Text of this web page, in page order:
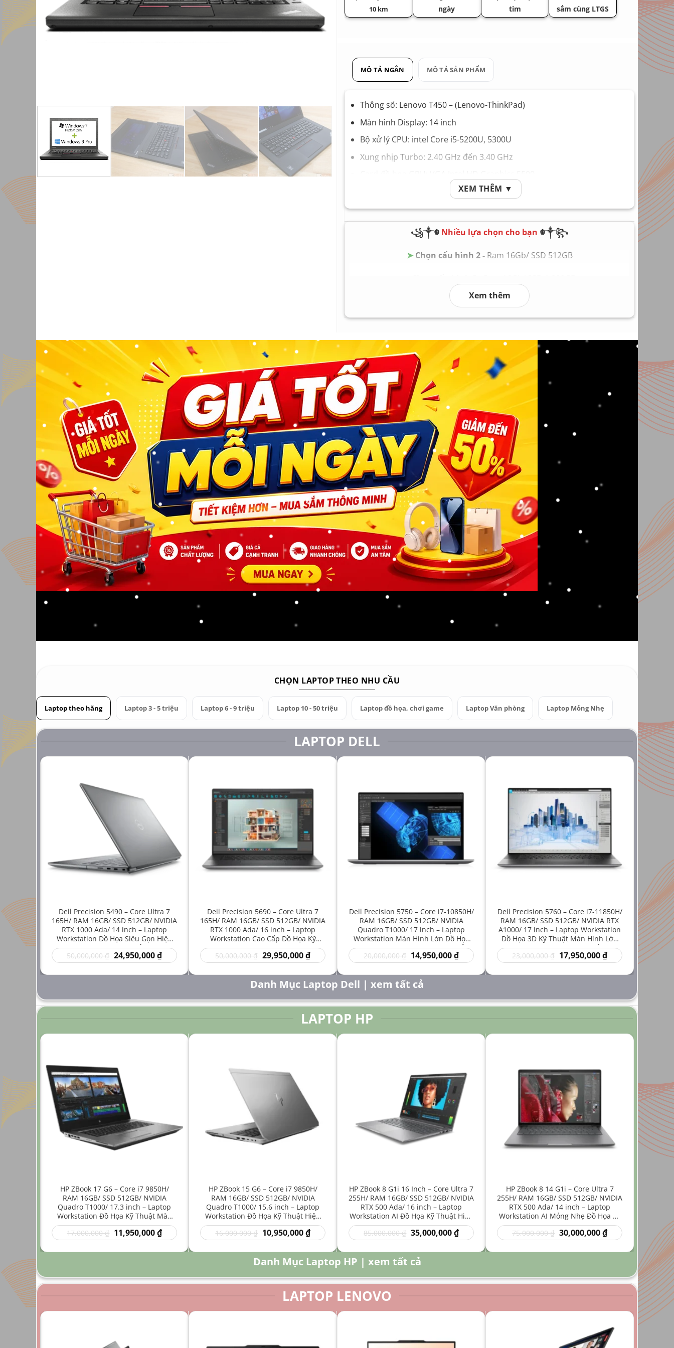
10 km
ngày
tim
sắm cùng LTGS
MÔ TẢ NGẮN MÔ TẢ SẢN PHẨM
Thông số: Lenovo T450 – (Lenovo-ThinkPad)
Màn hình Display: 14 inch
Bộ xử lý CPU: intel Core i5-5200U, 5300U
Xung nhịp Turbo: 2.40 GHz đến 3.40 GHz
Bộ nhớ Ram Memory: 4GB – 8GB
Ổ cứng Hard Drive: SSD 128GB – 256GB
Pin Battery: Nguyên zin theo máy
XEM THÊM ▼
꧁༒☬ Nhiều lựa chọn cho bạn ☬༒꧂
➤Chọn cấu hình 2 - Ram 16Gb/ SSD 512GB
Chọn cấu hình 4 -Ram 32Gb/ SSD 2.000GB
Chọn cấu hình 6 Ram 128Gb/ SSD 8.000GB
Xem thêm
CHỌN LAPTOP THEO NHU CẦU
Laptop theo hãng Laptop 3 - 5 triệu Laptop 6 - 9 triệu Laptop 10 - 50 triệu Laptop đồ họa, chơi game Laptop Văn phòng Laptop Mỏng Nhẹ
LAPTOP DELL
Dell Precision 5490 – Core Ultra 7
165H/ RAM 16GB/ SSD 512GB/ NVIDIA
RTX 1000 Ada/ 14 inch – Laptop
Workstation Đồ Họa Siêu Gọn Hiệu
Năng Cao Giá Rẻ
50,000,000₫ Giá
gốc
50,000,000 ₫.
24,950,000₫Giá
hiện
là:
Dell Precision 5690 – Core Ultra 7
165H/ RAM 16GB/ SSD 512GB/ NVIDIA
RTX 1000 Ada/ 16 inch – Laptop
Workstation Cao Cấp Đồ Họa Kỹ
Thuật Sáng Tạo Hiệu Năng Mạnh
50,000,000₫ Giá
gốc
50,000,000 ₫.
29,950,000₫Giá
hiện
là:
29,950,000 ₫.
Dell Precision 5750 – Core i7-10850H/
RAM 16GB/ SSD 512GB/ NVIDIA
Quadro T1000/ 17 inch – Laptop
Workstation Màn Hình Lớn Đồ Họa
Kỹ Thuật Chuyên Nghiệp Giá Rẻ
20,000,000₫ Giá
gốc
20,000,000 ₫.
14,950,000₫Giá
hiện
là:
Dell Precision 5760 – Core i7-11850H/
RAM 16GB/ SSD 512GB/ NVIDIA RTX
A1000/ 17 inch – Laptop Workstation
Đồ Họa 3D Kỹ Thuật Màn Hình Lớn
Hiệu Năng Mạnh Giá Rẻ
23,000,000₫ Giá
gốc
23,000,000 ₫.
17,950,000₫Giá
hiện
là:
i7-
–
Cho
Danh Mục Laptop Dell | xem tất cả
LAPTOP HP
HP ZBook 17 G6 – Core i7 9850H/
RAM 16GB/ SSD 512GB/ NVIDIA
Quadro T1000/ 17.3 inch – Laptop
Workstation Đồ Họa Kỹ Thuật Màn
Hình Lớn
17,000,000₫ Giá
gốc
17,000,000 ₫.
11,950,000₫Giá
hiện
là:
HP ZBook 15 G6 – Core i7 9850H/
RAM 16GB/ SSD 512GB/ NVIDIA
Quadro T1000/ 15.6 inch – Laptop
Workstation Đồ Họa Kỹ Thuật Hiệu
Năng Cao
16,000,000₫ Giá
gốc
16,000,000 ₫.
10,950,000₫Giá
hiện
là:
10,950,000 ₫.
HP ZBook 8 G1i 16 Inch – Core Ultra 7
255H/ RAM 16GB/ SSD 512GB/ NVIDIA
RTX 500 Ada/ 16 inch – Laptop
Workstation AI Đồ Họa Kỹ Thuật Hiệu
Năng Cao
85,000,000₫ Giá
gốc
85,000,000 ₫.
35,000,000₫Giá
hiện
là:
HP ZBook 8 14 G1i – Core Ultra 7
255H/ RAM 16GB/ SSD 512GB/ NVIDIA
RTX 500 Ada/ 14 inch – Laptop
Workstation AI Mỏng Nhẹ Đồ Họa Kỹ
Thuật
75,000,000₫ Giá
gốc
75,000,000 ₫.
30,000,000₫Giá
hiện
là:
30,000,000 ₫.
9,950,000 ₫. Danh Mục Laptop HP | xem tất cả
LAPTOP LENOVO